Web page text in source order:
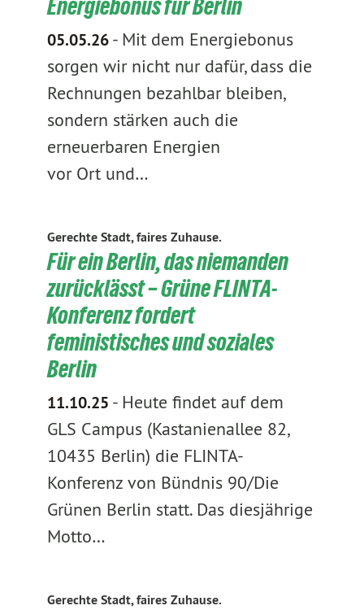
Energiebonus für Berlin
05.05.26- Mit dem Energiebonus
sorgen wir nicht nur dafür, dass die
Rechnungen bezahlbar bleiben,
sondern stärken auch die
erneuerbaren Energien
vor Ort und…
Gerechte Stadt, faires Zuhause.
Für ein Berlin, das niemanden
zurücklässt – Grüne FLINTA-
Konferenz fordert
feministisches und soziales
Berlin
11.10.25 - Heute findet auf dem
GLS Campus (Kastanienallee 82,
10435 Berlin) die FLINTA-
Konferenz von Bündnis 90/Die
Grünen Berlin statt. Das diesjährige
Motto…
Gerechte Stadt, faires Zuhause.